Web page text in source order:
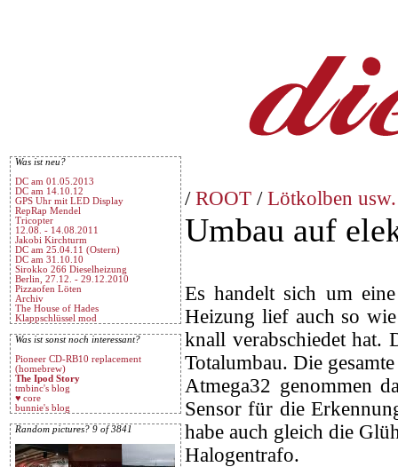
Was ist neu?
DC am 01.05.2013
DC am 14.10.12
GPS Uhr mit LED Display
RepRap Mendel
Tricopter
12.08. - 14.08.2011
Jakobi Kirchturm
DC am 25.04.11 (Ostern)
DC am 31.10.10
Sirokko 266 Dieselheizung
Berlin, 27.12. - 29.12.2010
Pizzaofen Löten
Archiv
The House of Hades
Klappschlüssel mod
Was ist sonst noch interessant?
Pioneer CD-RB10 replacement
(homebrew)
The Ipod Story
tmbinc's blog
♥ core
bunnie's blog
Random pictures? 9 of 3841
/ ROOT / Lötkolben usw.
Umbau auf
Es handelt sich um
Heizung lief auch so
knall verabschiedet hat.
Totalumbau. Die
Atmega32 genommen
Sensor für die
habe auch gleich die
Halogentrafo.